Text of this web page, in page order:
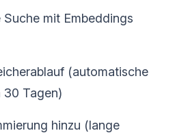
Suche mit Embeddings
(automatische
30 Tagen)
hinzu (lange